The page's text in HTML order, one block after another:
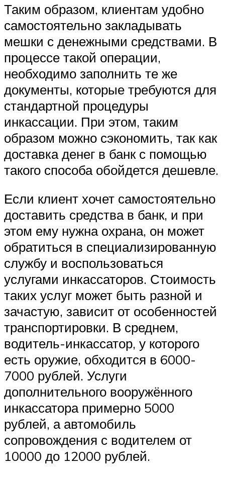
Таким образом, клиентам удобно
самостоятельно закладывать
мешки с денежными средствами. В
процессе такой операции,
необходимо заполнить те же
документы, которые требуются для
стандартной процедуры
инкассации. При этом, таким
образом можно сэкономить, так как
доставка денег в банк с помощью
такого способа обойдется дешевле.
Если клиент хочет самостоятельно
доставить средства в банк, и при
этом ему нужна охрана, он может
обратиться в специализированную
службу и воспользоваться
услугами инкассаторов. Стоимость
таких услуг может быть разной и
зачастую, зависит от особенностей
транспортировки. В среднем,
водитель-инкассатор, у которого
есть оружие, обходится в 6000-
7000 рублей. Услуги
дополнительного вооружённого
инкассатора примерно 5000
рублей, а автомобиль
сопровождения с водителем от
10000 до 12000 рублей.